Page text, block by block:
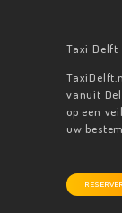
Taxi Delft
vanuit
op een
uw